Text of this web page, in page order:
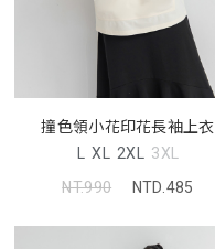
撞色領小花印花長袖上衣
L XL 2XL 3XL
NT.990
NTD.485